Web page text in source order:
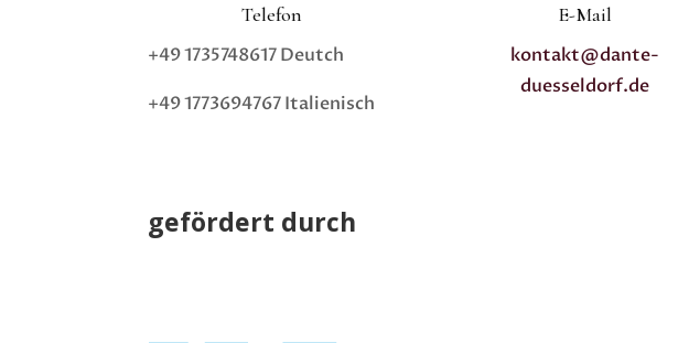
Telefon
+49 1735748617 Deutch
+49 1773694767 Italienisch
E-Mail
kontakt@dante-
duesseldorf.de
gefördert durch